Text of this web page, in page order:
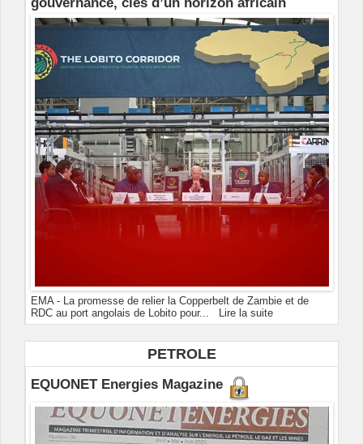
EMA - La promesse de relier la Copperbelt de Zambie et de
RDC au port angolais de Lobito pour...
Lire la suite
PETROLE
EQUONET Energies Magazine